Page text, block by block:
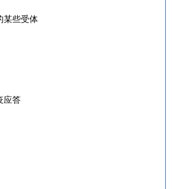
某些受体
应答